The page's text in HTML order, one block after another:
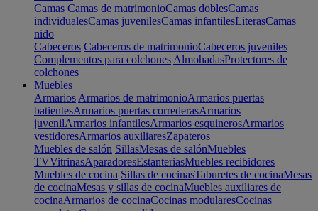
Camas Camas de matrimonioCamas doblesCamas
individualesCamas juvenilesCamas infantilesLiterasCamas
nido
Cabeceros Cabeceros de matrimonioCabeceros juveniles
Complementos para colchones AlmohadasProtectores de
colchones
Muebles
Armarios Armarios de matrimonioArmarios puertas
batientesArmarios puertas correderasArmarios
juvenilArmarios infantilesArmarios esquinerosArmarios
vestidoresArmarios auxiliaresZapateros
Muebles de salón SillasMesas de salónMuebles
TVVitrinasAparadoresEstanteriasMuebles recibidores
Muebles de cocina Sillas de cocinasTaburetes de cocinaMesas
de cocinaMesas y sillas de cocinaMuebles auxiliares de
cocinaArmarios de cocinaCocinas modularesCocinas